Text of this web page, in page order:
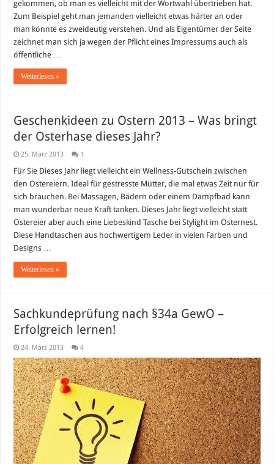
gekommen, ob man es vielleicht mit der Wortwahl übertrieben hat.
Zum Beispiel geht man jemanden vielleicht etwas härter an oder
man könnte es zweideutig verstehen. Und als Eigentümer der Seite
zeichnet man sich ja wegen der Pflicht eines Impressums auch als
öffentliche …
Weiterlesen »
Geschenkideen zu Ostern 2013 – Was bringt
der Osterhase dieses Jahr?
25. März 2013 1
Für Sie Dieses Jahr liegt vielleicht ein Wellness-Gutschein zwischen
den Ostereiern. Ideal für gestresste Mütter, die mal etwas Zeit nur für
sich brauchen. Bei Massagen, Bädern oder einem Dampfbad kann
man wunderbar neue Kraft tanken. Dieses Jahr liegt vielleicht statt
Ostereier aber auch eine Liebeskind Tasche bei Stylight im Osternest.
Diese Handtaschen aus hochwertigem Leder in vielen Farben und
Designs …
Weiterlesen »
Sachkundeprüfung nach §34a GewO –
Erfolgreich lernen!
24. März 2013 4